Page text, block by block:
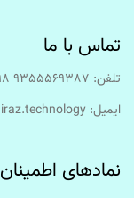
تماس با ما
تلفن: 9355569387 98+
ایمیل:‌ info [at] shiraz.technology
نمادهای اطمینان